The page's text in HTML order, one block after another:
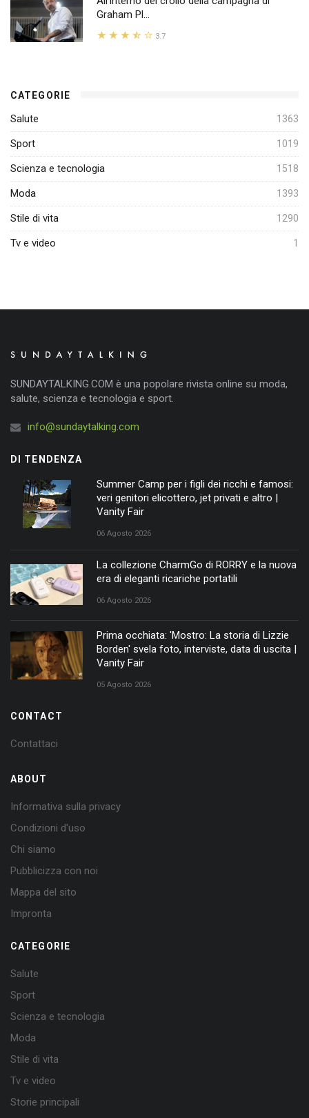
Graham Pl...
3.7
CATEGORIE
Salute 1363
Sport 1019
Scienza e tecnologia 1518
Moda 1393
Stile di vita 1290
Tv e video 1
SUNDAYTALKING.COM è una popolare rivista online su moda,
salute, scienza e tecnologia e sport.
info@sundaytalking.com
DI TENDENZA
Summer Camp per i figli dei ricchi e famosi:
veri genitori elicottero, jet privati e altro |
Vanity Fair
06 Agosto 2026
La collezione CharmGo di RORRY e la nuova
era di eleganti ricariche portatili
06 Agosto 2026
Prima occhiata: 'Mostro: La storia di Lizzie
Borden' svela foto, interviste, data di uscita |
Vanity Fair
05 Agosto 2026
CONTACT
Contattaci
ABOUT
Informativa sulla privacy
Condizioni d'uso
Chi siamo
Pubblicizza con noi
Mappa del sito
Impronta
CATEGORIE
Salute
Sport
Scienza e tecnologia
Moda
Stile di vita
Tv e video
Storie principali